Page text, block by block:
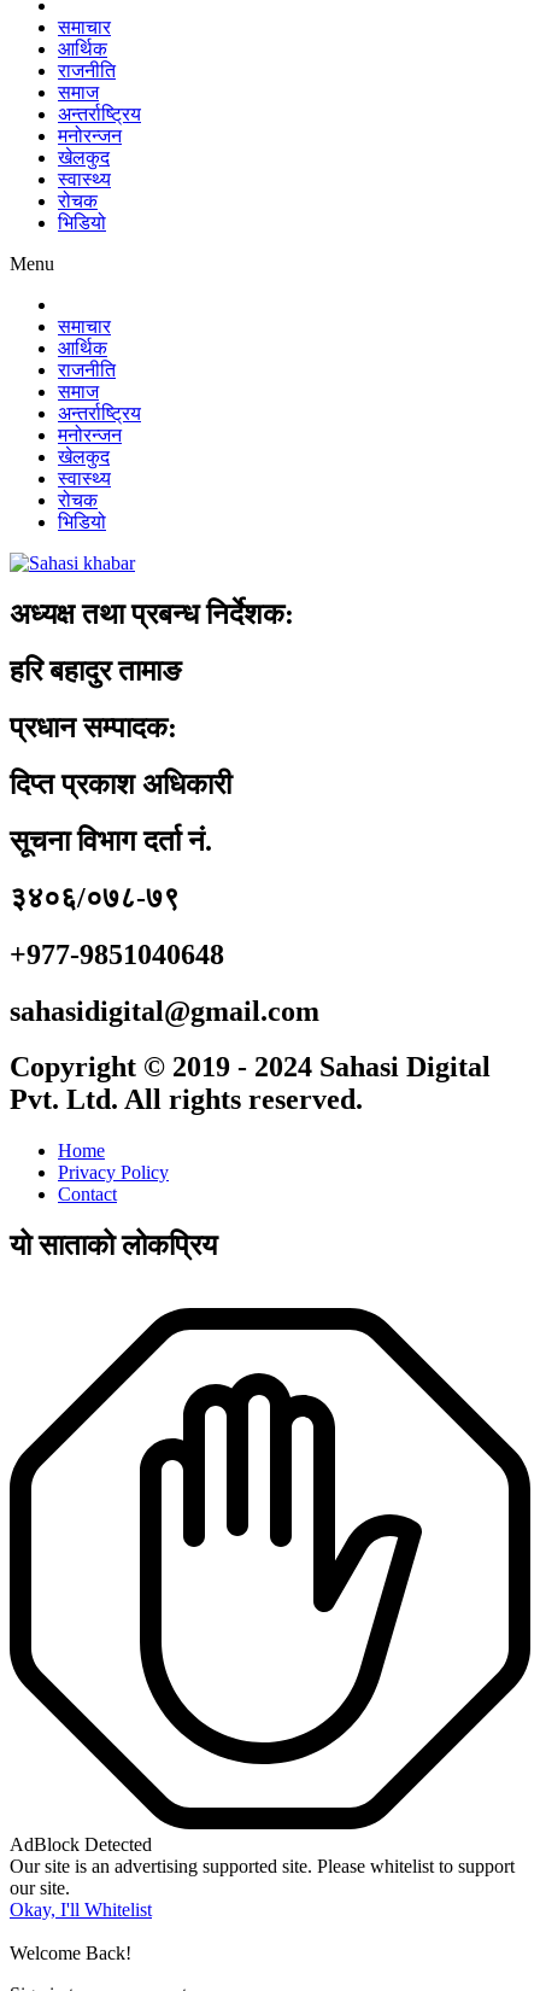
समाचार
आर्थिक
राजनीति
समाज
अन्तर्राष्ट्रिय
मनोरन्जन
खेलकुद
स्वास्थ्य
रोचक
भिडियो
Menu
समाचार
आर्थिक
राजनीति
समाज
अन्तर्राष्ट्रिय
मनोरन्जन
खेलकुद
स्वास्थ्य
रोचक
भिडियो
अध्यक्ष तथा प्रबन्ध निर्देशक:
हरि बहादुर तामाङ
प्रधान सम्पादक:
दिप्त प्रकाश अधिकारी
सूचना विभाग दर्ता नं.
३४०६/०७८-७९
+977-9851040648
sahasidigital@gmail.com
Copyright © 2019 - 2024 Sahasi Digital
Pvt. Ltd. All rights reserved.
Home
Privacy Policy
Contact
यो साताको लोकप्रिय
AdBlock Detected
Our site is an advertising supported site. Please whitelist to support
our site.
Okay, I'll Whitelist
Welcome Back!